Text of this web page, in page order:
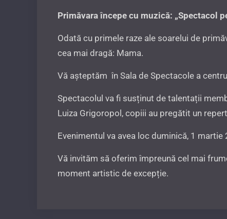
Primăvara începe cu muzică: „Spectacol
Odată cu primele raze ale soarelui de
cea mai dragă: Mama.
Vă așteptăm în Sala de Spectacole a
Spectacolul va fi susținut de talentații
Luiza Grigoropol, copiii au pregătit un
Evenimentul va avea loc duminică, 1
Vă invităm să oferim împreună cel mai
moment artistic de excepție.